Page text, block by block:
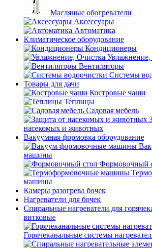
Масляные обогреватели
Аксессуары
Автоматика
Климатическое оборудование
Кондиционеры
Увлажнение,
Вентиляторы
Системы
Товары для дачи
Костровые чаши
Теплицы
Садовая мебель
насекомых и животных
Вакуумная формовка оборудование
машины
Формовочный
машины
Камеры разогрева бочек
Нагреватели для бочек
Спиральные нагреватели для
витковые
Горячеканальные системы